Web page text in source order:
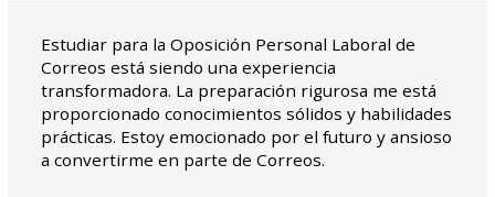
Estudiar para la Oposición Personal Laboral de
Correos está siendo una experiencia
transformadora. La preparación rigurosa me está
proporcionado conocimientos sólidos y habilidades
prácticas. Estoy emocionado por el futuro y ansioso
a convertirme en parte de Correos.